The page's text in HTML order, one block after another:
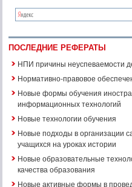
ПОСЛЕДНИЕ РЕФЕРАТЫ
НПИ причины неуспеваемости
Нормативно-правовое
Новые формы обучения
информационных технологий
Новые технологии обучения
Новые подходы в организации
учащихся на уроках истории
Новые образовательные
качества образования
Новые активные формы в